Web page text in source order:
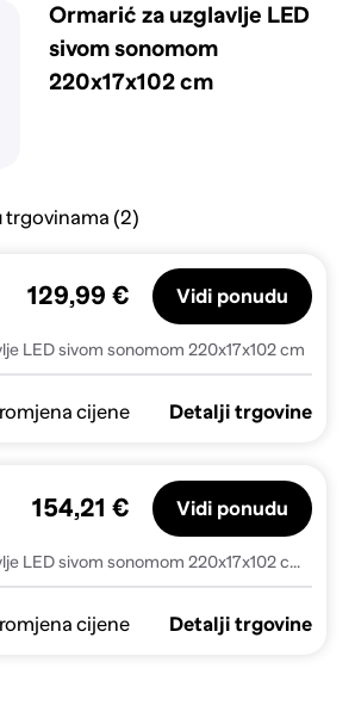
Ormarić za uzglavlje LED
sivom sonomom
220x17x102 cm
trgovinama (2)
LED sivom sonomom 220x17x102 cm
129,99 € Vidi ponudu
cijene Detalji trgovine
Ormarić za uzglavlje LED sivom sonomom 220x17x102 cm - Sivi hrast sonoma 220 x 17 x 102 cm 1
154,21 € Vidi ponudu
cijene Detalji trgovine